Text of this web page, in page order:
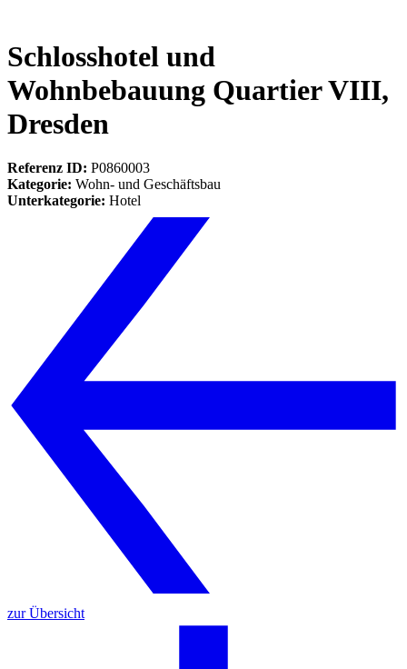
Schlosshotel und
Wohnbebauung Quartier VIII,
Dresden
Referenz ID: P0860003
Kategorie: Wohn- und Geschäftsbau
Unterkategorie: Hotel
zur Übersicht